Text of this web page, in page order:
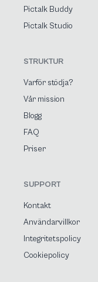
Pictalk Buddy
Pictalk Studio
STRUKTUR
Varför stödja?
Vår mission
Blogg
FAQ
Priser
SUPPORT
Kontakt
Användarvillkor
Integritetspolicy
Cookiepolicy